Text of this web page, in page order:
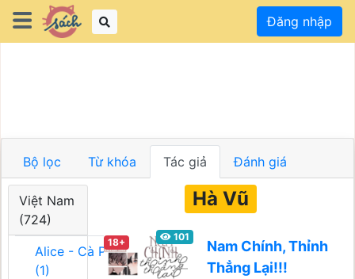
Đăng nhập
Bộ lọc Từ khóa Tác giả Đánh giá
Việt Nam
(724)
Alice - Cà Phê Team
(1)
Hà Vũ
18+ 101
Nam Chính, Thỉnh
Thẳng Lại!!!